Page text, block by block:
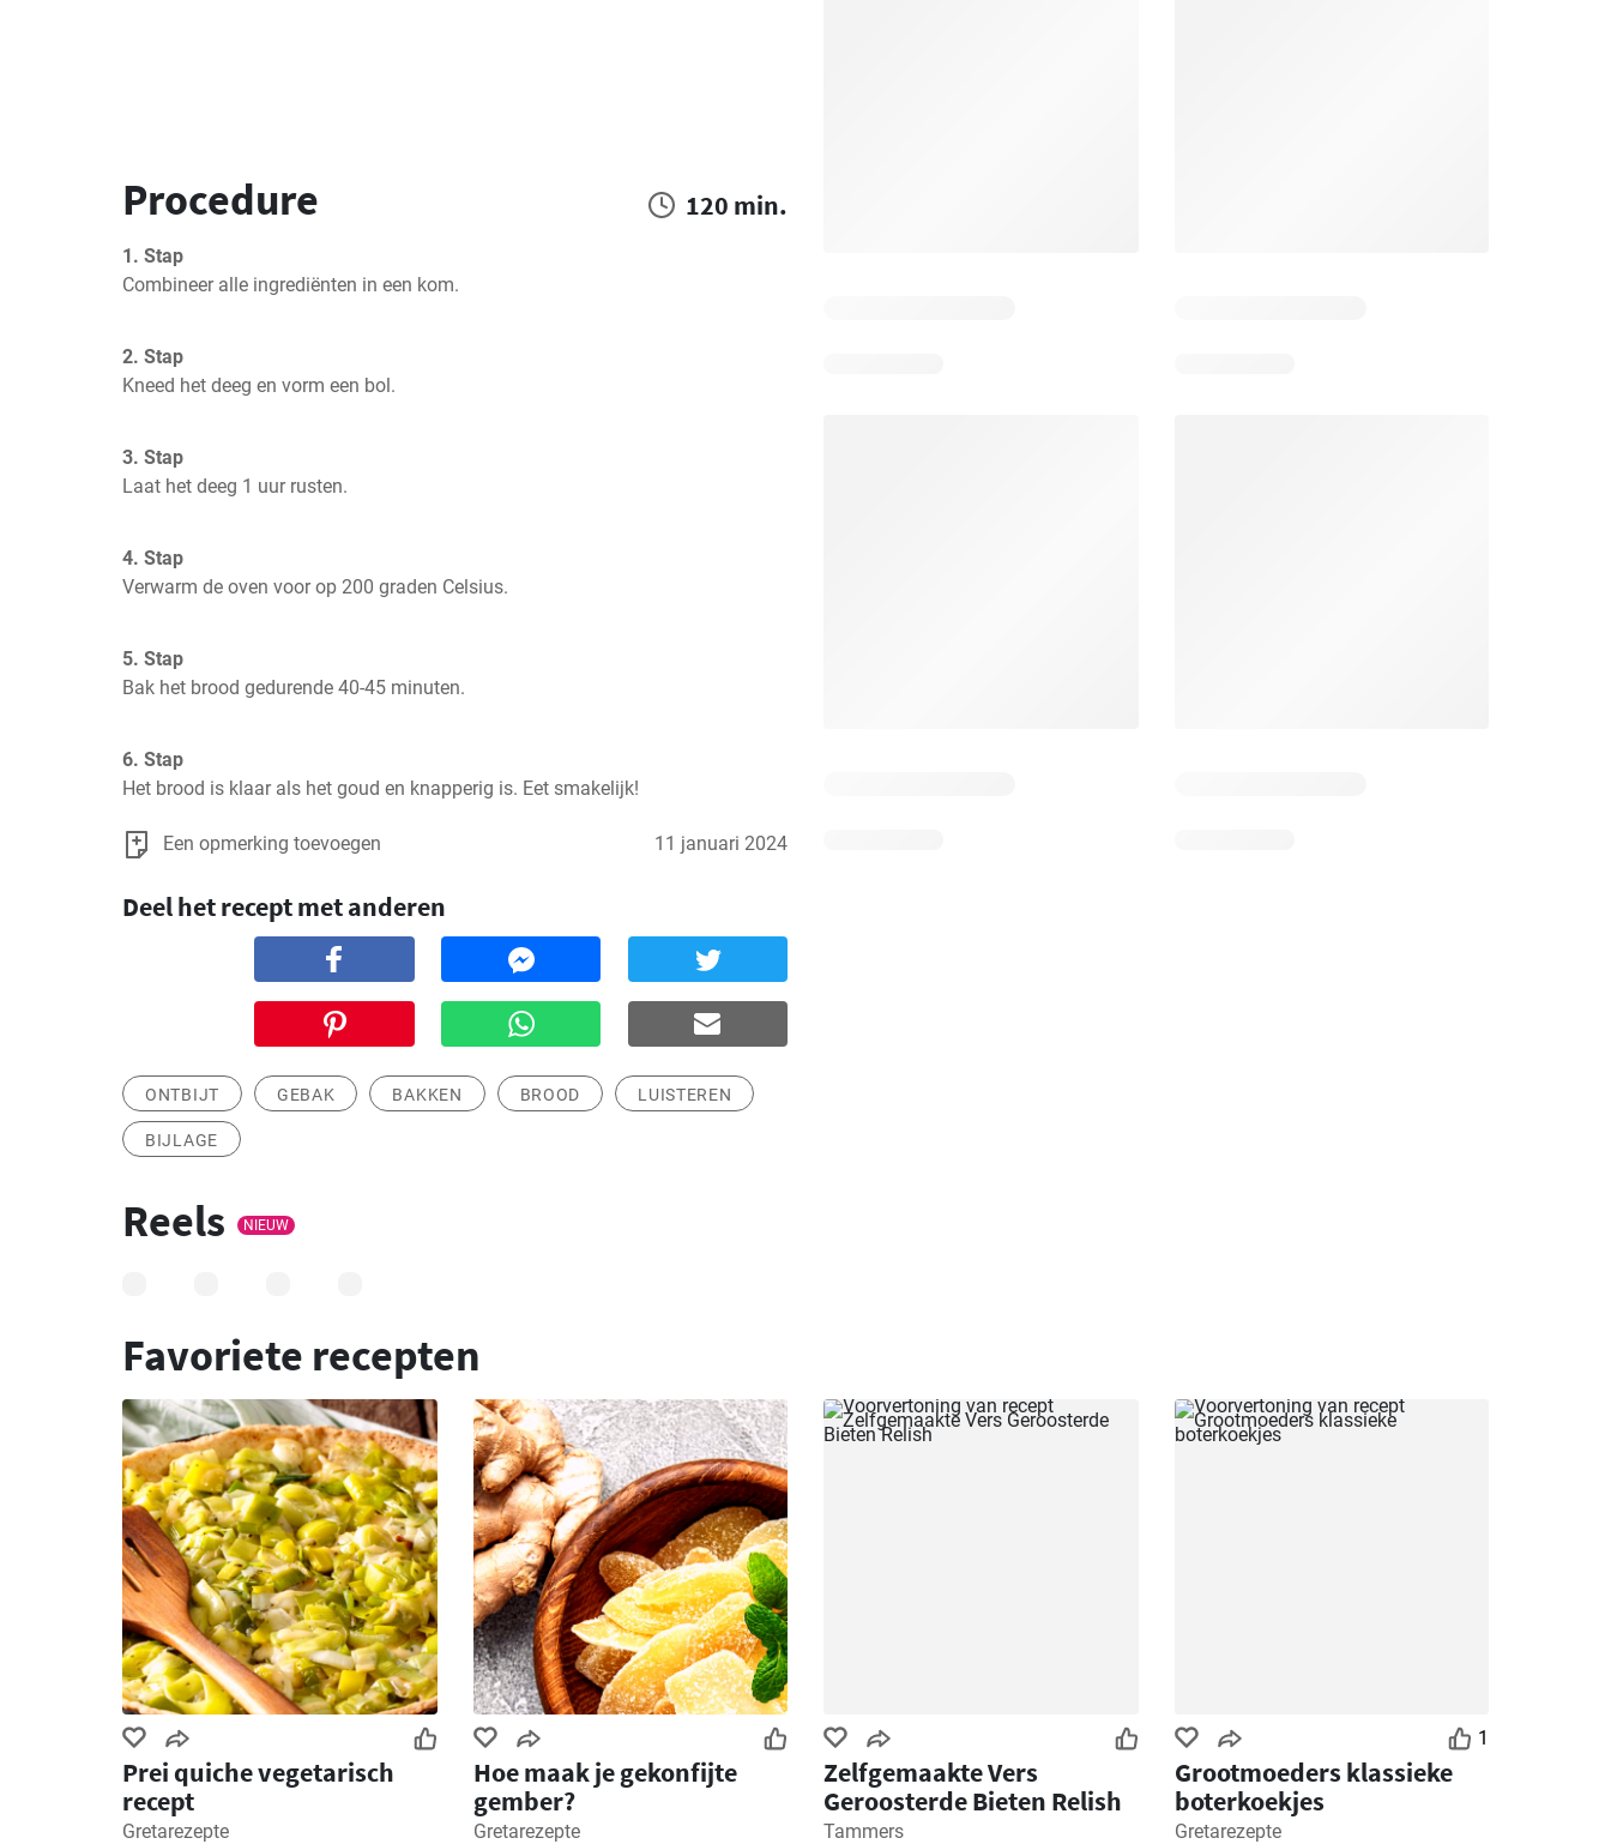
Procedure 120 min.
1. Stap
Combineer alle ingrediënten in een kom.
2. Stap
Kneed het deeg en vorm een bol.
3. Stap
Laat het deeg 1 uur rusten.
4. Stap
Verwarm de oven voor op 200 graden Celsius.
5. Stap
Bak het brood gedurende 40-45 minuten.
6. Stap
Het brood is klaar als het goud en knapperig is. Eet smakelijk!
Een opmerking toevoegen 11 januari 2024
Deel het recept met anderen
ONTBIJT GEBAK BAKKEN BROOD LUISTEREN
BIJLAGE
Reels NIEUW
Favoriete recepten
Prei quiche vegetarisch
recept
Gretarezepte
Hoe maak je gekonfijte
gember?
Gretarezepte
Zelfgemaakte Vers
Geroosterde Bieten Relish
Tammers
1
Grootmoeders klassieke
boterkoekjes
Gretarezepte